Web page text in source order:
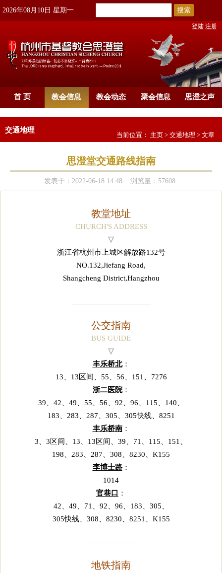
2026年08月10日 星期一 搜索
登陆 注册
首 页 教会信息 教会动态 聚会信息 思澄之声
交通地理
当前位置： 主页 > 交通地理 > 文章
思澄堂交通路线指南
发表于：2022-06-18 14:48 浏览量：57608
教堂地址
CHURCH'S ADDRESS
▽
浙江省杭州市上城区解放路132号
NO.132,Jiefang Road,
Shangcheng District,Hangzhou
————————
公交指南
BUS GUIDE
▽
丰乐桥北：
13、13区间、55、56、151、7276
浙二医院：
39、42、49、55、56、92、96、115、140、
183、283、287、305、305快线、8251
丰乐桥南：
3、3区间、13、13区间、39、71、115、151、
198、283、287、308、8230、K155
李博士路：
1014
官巷口 ：
42、49、71、92、96、183、305、
305快线、308、8230、8251、K155
————————
地铁指南